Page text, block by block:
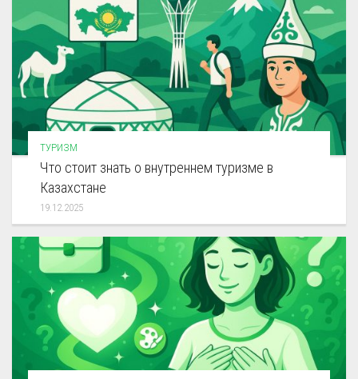
ТУРИЗМ
Что стоит знать о внутреннем туризме в
Казахстане
19.12.2025